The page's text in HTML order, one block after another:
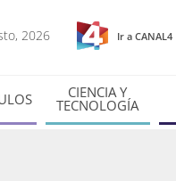
2026 Ir a CANAL4
CIENCIA Y
TECNOLOGÍA